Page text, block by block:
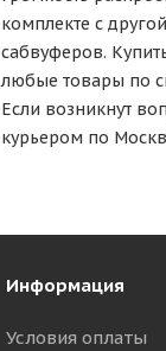
комплекте с
сабвуферов.
любые товары по
Если возникнут
курьером по
Информация
Условия оплаты